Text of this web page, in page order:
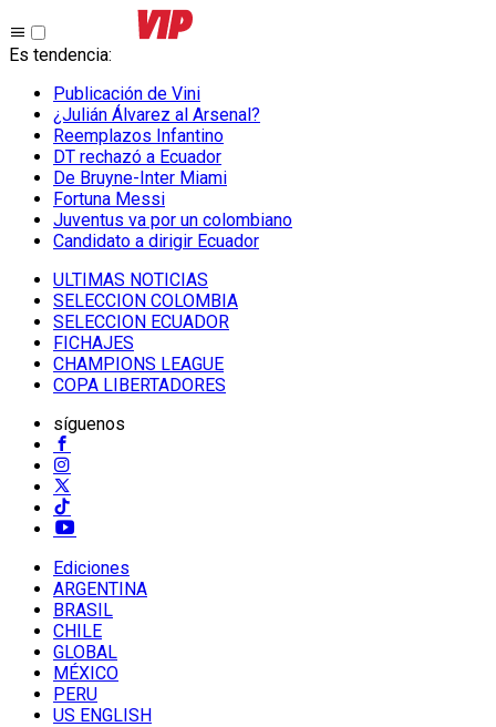
Es tendencia:
Publicación de Vini
¿Julián Álvarez al Arsenal?
Reemplazos Infantino
DT rechazó a Ecuador
De Bruyne-Inter Miami
Fortuna Messi
Juventus va por un colombiano
Candidato a dirigir Ecuador
ULTIMAS NOTICIAS
SELECCION COLOMBIA
SELECCION ECUADOR
FICHAJES
CHAMPIONS LEAGUE
COPA LIBERTADORES
síguenos
Ediciones
ARGENTINA
BRASIL
CHILE
GLOBAL
MÉXICO
PERU
US ENGLISH